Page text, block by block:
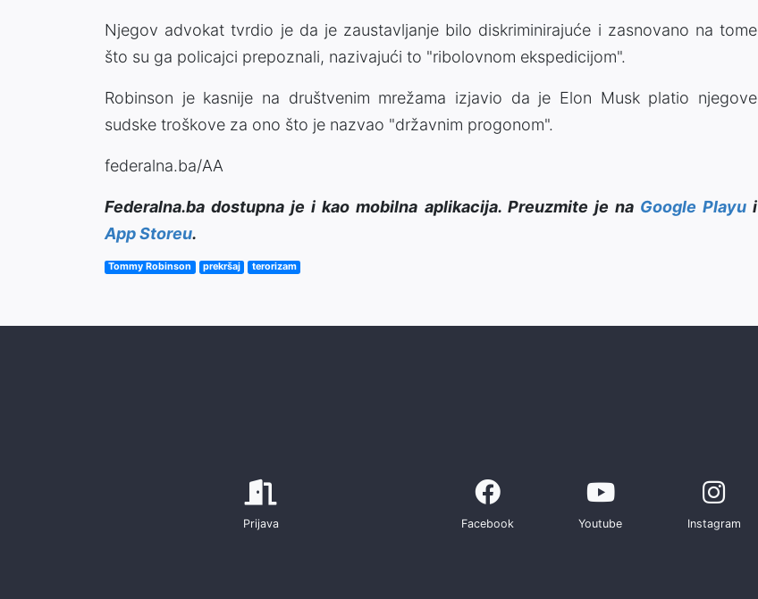
Njegov advokat tvrdio je da je zaustavljanje bilo diskriminirajuće i zasnovano na tome
što su ga policajci prepoznali, nazivajući to "ribolovnom ekspedicijom".
Robinson je kasnije na društvenim mrežama izjavio da je Elon Musk platio njegove
sudske troškove za ono što je nazvao "državnim progonom".
federalna.ba/AA
Federalna.ba dostupna je i kao mobilna aplikacija. Preuzmite je na Google Playui
App Storeu.
Tommy Robinson prekršaj terorizam
Prijava Facebook Youtube Instagram